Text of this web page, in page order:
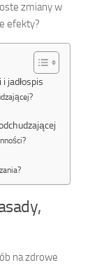
zmiany w
efekty?
jadłospis
na zdrowe